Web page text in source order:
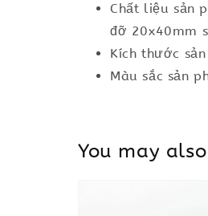
Chất liệu sản
đỡ 20x40mm
Kích thước
Màu sắc sản
You may